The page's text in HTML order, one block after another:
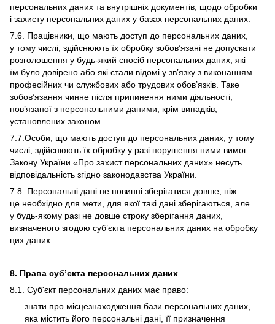
персональних даних та внутрішніх документів, щодо обробки
і захисту персональних даних у базах персональних даних.
7.6. Працівники, що мають доступ до персональних даних,
у тому числі, здійснюють їх обробку зобов’язані не допускати
розголошення у будь-який спосіб персональних даних, які
їм було довірено або які стали відомі у зв’язку з виконанням
професійних чи службових або трудових обов’язків. Таке
зобов’язання чинне після припинення ними діяльності,
пов’язаної з персональними даними, крім випадків,
установлених законом.
7.7.Особи, що мають доступ до персональних даних, у тому
числі, здійснюють їх обробку у разі порушення ними вимог
Закону України «Про захист персональних даних» несуть
відповідальність згідно законодавства України.
7.8. Персональні дані не повинні зберігатися довше, ніж
це необхідно для мети, для якої такі дані зберігаються, але
у будь-якому разі не довше строку зберігання даних,
визначеного згодою суб’єкта персональних даних на обробку
цих даних.
8. Права суб’єкта персональних даних
8.1. Суб'єкт персональних даних має право:
знати про місцезнаходження бази персональних даних,
яка містить його персональні дані, її призначення